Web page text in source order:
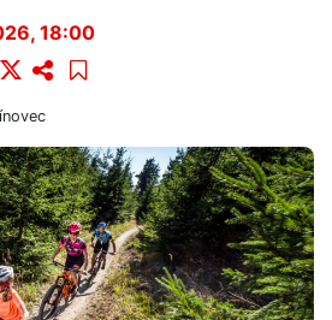
18:00